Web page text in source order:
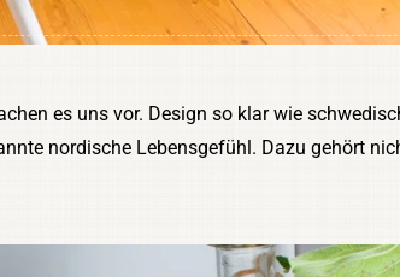
es uns vor. Design so klar wie
nordische Lebensgefühl. Dazu gehört